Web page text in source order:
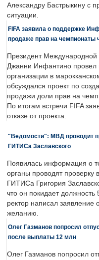
Александру Бастрыкину с
ситуации.
FIFA заявила о поддержке
продаже прав на чемпионаты
Президент
Джанни Инфантино провел
организации в
обсуждался проект по
продажи доли прав на
По итогам встречи FIFA
отказе от проекта.
"Ведомости": МВД проводит
ГИТИСа Заславского
Появилась информация о
органы проводят проверку
ГИТИСа Григория
что он покидает должность
ректор написал заявление
желанию.
Олег Газманов попросил
после выплаты 12 млн
Олег Газманов попросил